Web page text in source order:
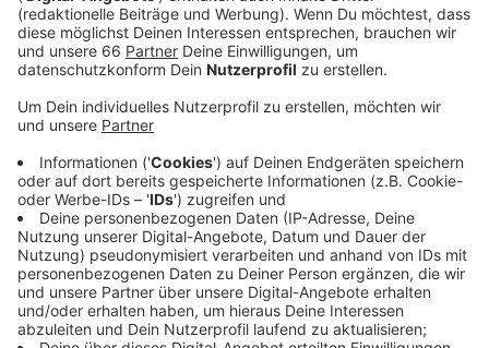
Anzeige
Bei der Auftaktshow am Sonntag haben rund 45.000
Fans der Band um Frontmann Dave Gahan zugejubelt.
45.000 Fans werden dabei sein, wenn Depeche Mode
zum zweiten Mal in Düsseldoerf die Bühne betreten
werden. Bei der ersten Show hat die Band etwas über
zwei Stunden gespielt. Zu hören gab es sowohl neue
Songs, als auch zahlreiche Klassiker. Einlass ist heute
um 17 Uhr, um 19 Uhr spielt eine Vorband - und gegen
20:45 Uhr werden dann Depeche Mode auf der Bühne